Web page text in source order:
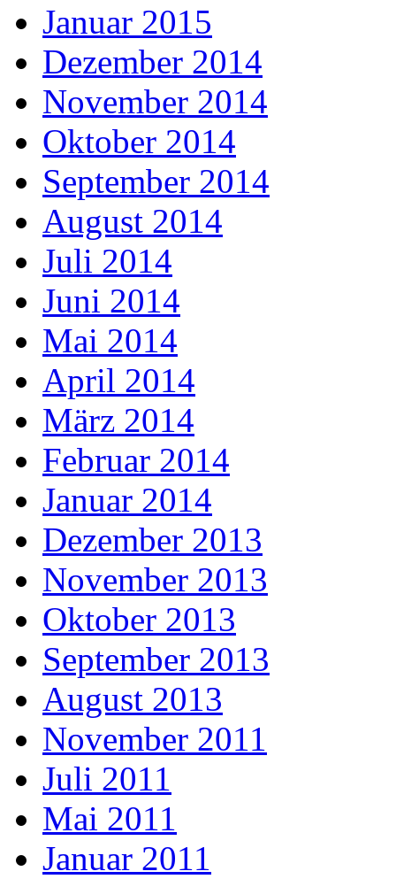
Januar 2015
Dezember 2014
November 2014
Oktober 2014
September 2014
August 2014
Juli 2014
Juni 2014
Mai 2014
April 2014
März 2014
Februar 2014
Januar 2014
Dezember 2013
November 2013
Oktober 2013
September 2013
August 2013
November 2011
Juli 2011
Mai 2011
Januar 2011